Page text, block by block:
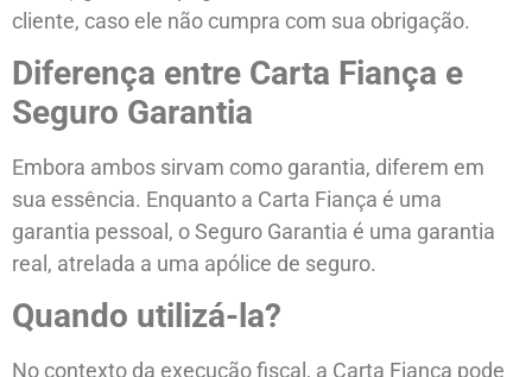
cliente, caso ele não cumpra com sua obrigação.
Diferença entre Carta Fiança e
Seguro Garantia
Embora ambos sirvam como garantia, diferem em
sua essência. Enquanto a Carta Fiança é uma
garantia pessoal, o Seguro Garantia é uma garantia
real, atrelada a uma apólice de seguro.
Quando utilizá-la?
No contexto da execução fiscal, a Carta Fiança pode